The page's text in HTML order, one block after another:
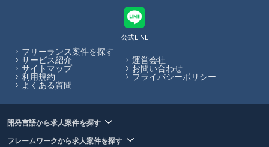
公式LINE
フリーランス案件を探す
サービス紹介
運営会社
サイトマップ
お問い合わせ
利用規約
プライバシーポリシー
よくある質問
開発言語から求人案件を探す
フレームワークから求人案件を探す